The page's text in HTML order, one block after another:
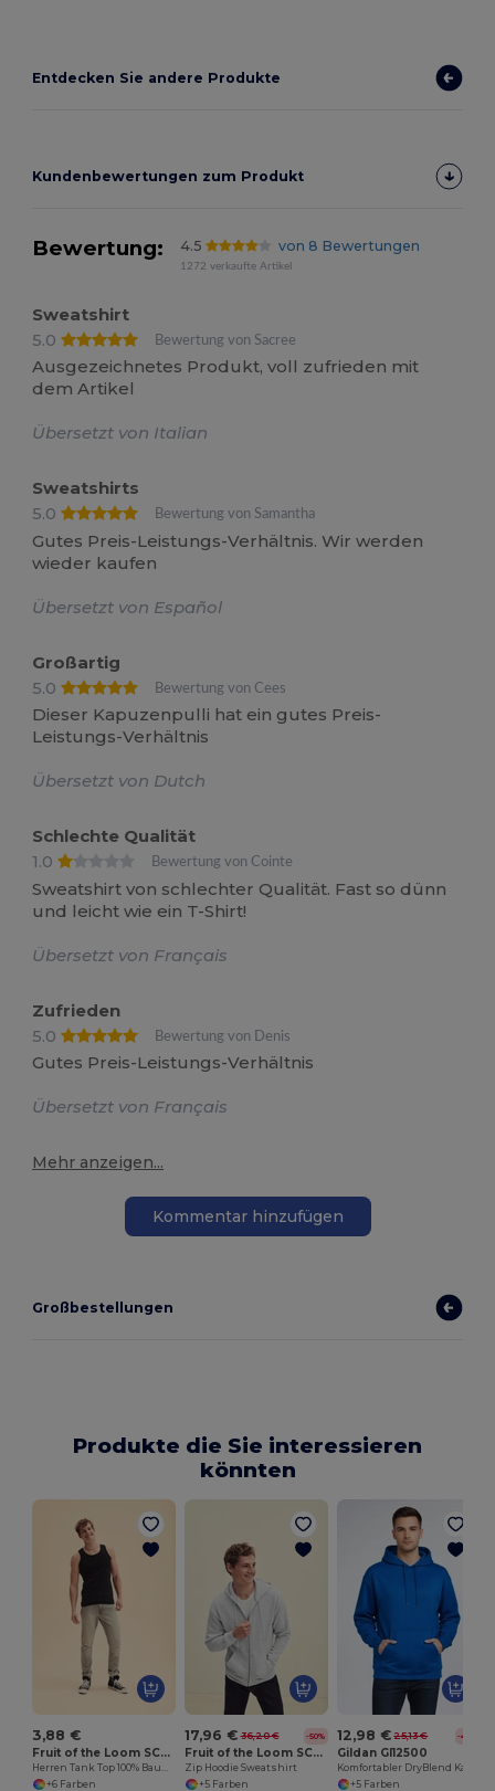
Entdecken Sie andere Produkte
Kundenbewertungen zum Produkt
Bewertung: 4.5 von 8 Bewertungen
1272 verkaufte Artikel
Sweatshirt
5.0
Bewertung von Sacree
Ausgezeichnetes Produkt, voll zufrieden mit
dem Artikel
Übersetzt von Italian
Sweatshirts
5.0
Bewertung von Samantha
Gutes Preis-Leistungs-Verhältnis. Wir werden
wieder kaufen
Übersetzt von Español
Großartig
5.0
Bewertung von Cees
Dieser Kapuzenpulli hat ein gutes Preis-
Leistungs-Verhältnis
Übersetzt von Dutch
Schlechte Qualität
1.0
Bewertung von Cointe
Sweatshirt von schlechter Qualität. Fast so dünn
und leicht wie ein T-Shirt!
Übersetzt von Français
Zufrieden
5.0
Bewertung von Denis
Gutes Preis-Leistungs-Verhältnis
Übersetzt von Français
Mehr anzeigen...
Kommentar hinzufügen
Großbestellungen
Produkte die Sie interessieren
könnten
3,88 €
Fruit of the Loom SC294
Herren Tank Top 100% Baumwolle
+6 Farben
17,96 € 36,20 € -50%
Fruit of the Loom SC361C
Zip Hoodie Sweatshirt
+5 Farben
12,98 € 25,13 € -48%
Gildan GI12500
+5 Farben